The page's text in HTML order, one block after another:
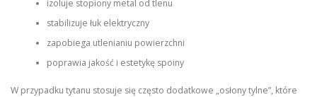
izoluje stopiony metal od tlenu
stabilizuje łuk elektryczny
zapobiega utlenianiu powierzchni
poprawia jakość i estetykę spoiny
W przypadku tytanu stosuje się często dodatkowe „osłony tylne”, które